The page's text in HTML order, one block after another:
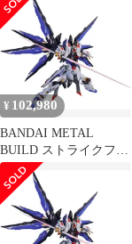
BLUE Ver. 『機動戦士
ガンダムSEED
DESTINY』(魂ネイシ
ョン2018、魂ウェブ商
店限定)
¥ 102,980
BANDAI METAL
BUILD ストライクフリ
ーダムガンダム SOUL
BLUE Ver. 『機動戦士
ガンダムSEED
DESTINY』(魂ネイシ
ョン2018、魂ウェブ商